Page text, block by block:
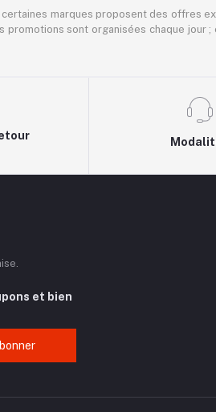
marques proposent des offres
sont organisées chaque jour
et bien